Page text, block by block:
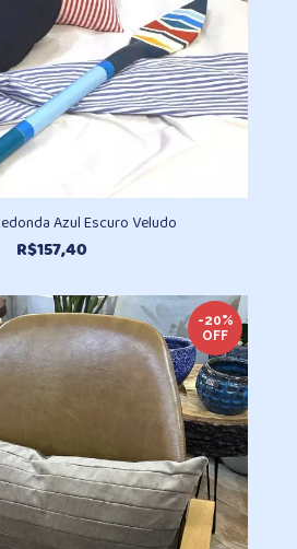
Azul Escuro Veludo
R$157,40
-20%
OFF